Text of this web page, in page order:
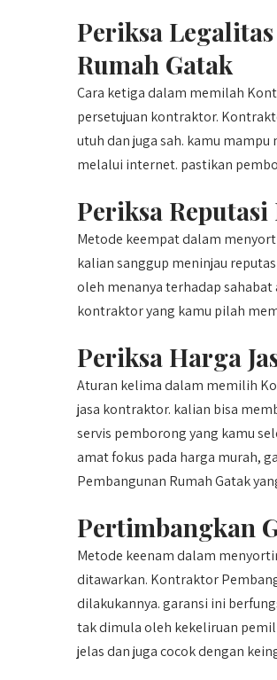
Periksa
Rumah Gatak
Cara ketiga dalam memilah
persetujuan kontraktor.
utuh dan juga sah. kamu
melalui internet. pastikan
Periksa
Metode keempat dalam
kalian sanggup meninjau
oleh menanya terhadap
kontraktor yang kamu pilah
Periksa Harga
Aturan kelima dalam memilih
jasa kontraktor. kalian bisa
servis pemborong yang kamu
amat fokus pada harga murah,
Pembangunan Rumah Gatak
Pertimbangkan
Metode keenam dalam
ditawarkan. Kontraktor
dilakukannya. garansi ini
tak dimula oleh kekeliruan
jelas dan juga cocok dengan